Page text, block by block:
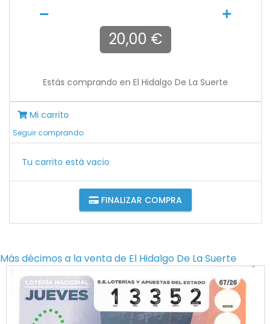
20,00 €
Estás comprando en El Hidalgo De La Suerte
Mi carrito
Seguir comprando
Tu carrito está vacio
FINALIZAR COMPRA
Más décimos a la venta de El Hidalgo De La Suerte